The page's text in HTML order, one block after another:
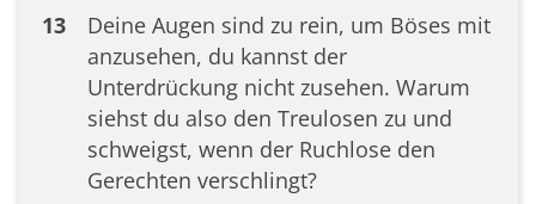
13
Deine Augen sind zu rein, um Böses mit
anzusehen, du kannst der
Unterdrückung nicht zusehen. Warum
siehst du also den Treulosen zu und
schweigst, wenn der Ruchlose den
Gerechten verschlingt?